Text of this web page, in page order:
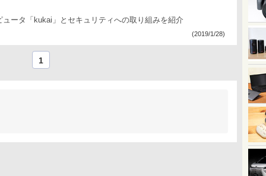
ュータ「kukai」とセキュリティへの取り組みを紹介
(2019/1/28)
1